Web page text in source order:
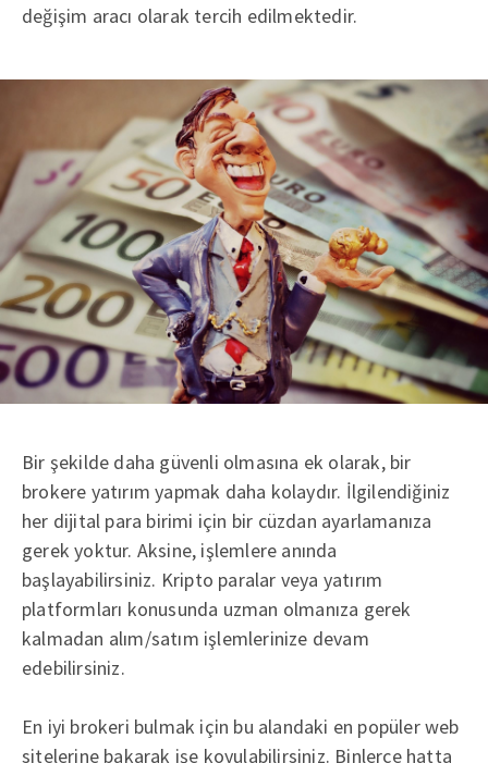
değişim aracı olarak tercih edilmektedir.
Bir şekilde daha güvenli olmasına ek olarak, bir
brokere yatırım yapmak daha kolaydır. İlgilendiğiniz
her dijital para birimi için bir cüzdan ayarlamanıza
gerek yoktur. Aksine, işlemlere anında
başlayabilirsiniz. Kripto paralar veya yatırım
platformları konusunda uzman olmanıza gerek
kalmadan alım/satım işlemlerinize devam
edebilirsiniz.
En iyi brokeri bulmak için bu alandaki en popüler web
sitelerine bakarak işe koyulabilirsiniz. Binlerce hatta